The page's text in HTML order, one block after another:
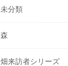
未分類
森
畑来訪者シリーズ